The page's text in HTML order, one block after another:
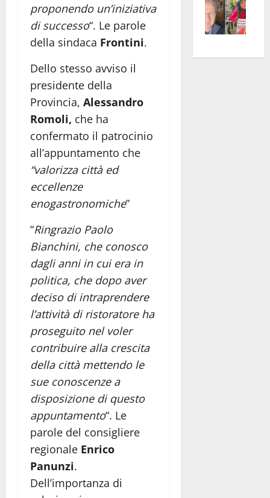
proponendo un’iniziativa
di successo“. Le parole
della sindaca Frontini.
Dello stesso avviso il
presidente della
Provincia, Alessandro
Romoli, che ha
confermato il patrocinio
all’appuntamento che
“valorizza città ed
eccellenze
enogastronomiche”
“Ringrazio Paolo
Bianchini, che conosco
dagli anni in cui era in
politica, che dopo aver
deciso di intraprendere
l’attività di ristoratore ha
proseguito nel voler
contribuire alla crescita
della città mettendo le
sue conoscenze a
disposizione di questo
appuntamento“. Le
parole del consigliere
regionale Enrico
Panunzi.
Dell’importanza di
euro